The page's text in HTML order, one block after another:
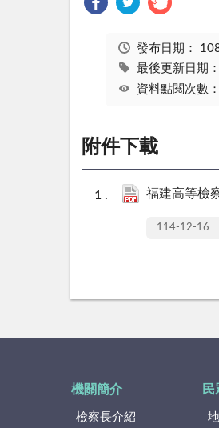
發布日期：
最後更新日期
資料點閱次數
附件下載
福建高等檢
114-12-16
機關簡介
檢察長介紹
民